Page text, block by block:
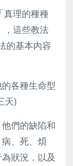
真理的種種
，這些教法
的基本內容
各種生命型
天)
們的缺陷和
、死、煩
狀況，以及